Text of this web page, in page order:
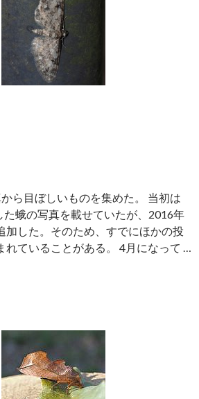
ら目ぼしいものを集めた。 当初は
蛾の写真を載せていたが、2016年
加した。そのため、すでにほかの投
れていることがある。 4月になって …